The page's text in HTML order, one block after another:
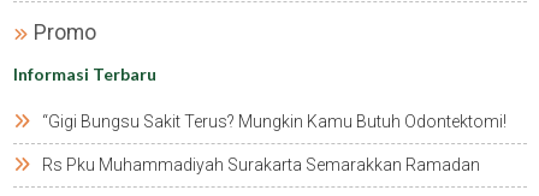
Promo
Informasi Terbaru
“gigi Bungsu Sakit Terus? Mungkin Kamu Butuh Odontektomi!
Rs Pku Muhammadiyah Surakarta Semarakkan Ramadan